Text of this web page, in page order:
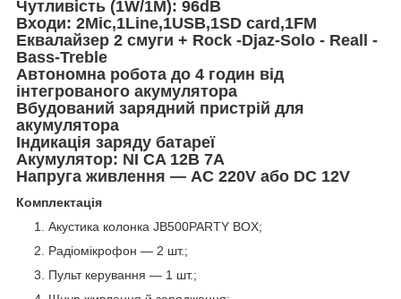
Чутливість (1W/1M): 96dB
Входи: 2Mic,1Line,1USB,1SD card,1FM
Еквалайзер 2 смуги + Rock -Djaz-Solo - Reall -
Bass-Treble
Автономна робота до 4 годин від
інтегрованого акумулятора
Вбудований зарядний пристрій для
акумулятора
Індикація заряду батареї
Акумулятор: NI CA 12В 7А
Напруга живлення — AC 220V або DC 12V
Комплектація
Акустика колонка JB500PARTY BOX;
Радіомікрофон — 2 шт.;
Пульт керування — 1 шт.;